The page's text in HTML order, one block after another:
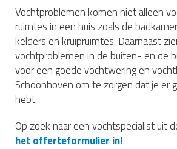
Vochtproblemen komen niet alleen
ruimtes in een huis zoals de
kelders en kruipruimtes. Daarnaast
vochtproblemen in de buiten- en de
voor een goede vochtwering en
Schoonhoven om te zorgen dat je er
hebt.
Op zoek naar een vochtspecialist uit
het offerteformulier in!